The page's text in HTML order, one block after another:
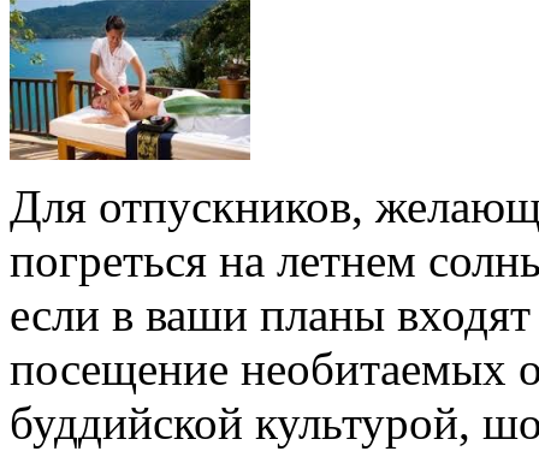
Для отпускников,
погреться на летнем
если в ваши планы
посещение необитаемых
буддийской культурой,